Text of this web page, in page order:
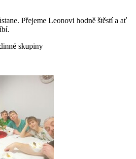
Přejeme Leonovi hodně štěstí a ať
skupiny